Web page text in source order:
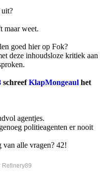
maar weet.
goed hier op Fok?
deze inhoudsloze kritiek aan
schreefKlapMongeaul het
agentjes.
politieagenten er nooit
van alle vragen? 42!
Refinery89